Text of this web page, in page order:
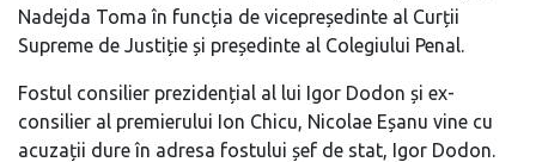
Nadejda Toma în funcția de vicepreședinte al Curții
Supreme de Justiție și președinte al Colegiului Penal.
Fostul consilier prezidențial al lui Igor Dodon și ex-
consilier al premierului Ion Chicu, Nicolae Eșanu vine cu
acuzații dure în adresa fostului șef de stat, Igor Dodon.